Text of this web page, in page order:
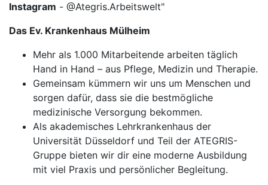
Instagram - @Ategris.Arbeitswelt"
Das Ev. Krankenhaus Mülheim
Mehr als 1.000 Mitarbeitende arbeiten täglich
Hand in Hand – aus Pflege, Medizin und Therapie.
Gemeinsam kümmern wir uns um Menschen und
sorgen dafür, dass sie die bestmögliche
medizinische Versorgung bekommen.
Als akademisches Lehrkrankenhaus der
Universität Düsseldorf und Teil der ATEGRIS-
Gruppe bieten wir dir eine moderne Ausbildung
mit viel Praxis und persönlicher Begleitung.